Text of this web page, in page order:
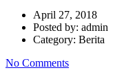
April 27, 2018
Posted by: admin
Category: Berita
No Comments